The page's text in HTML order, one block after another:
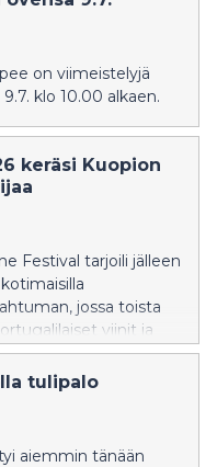
on viimeistelyjä
klo 10.00 alkaen.
keräsi Kuopion
Festival tarjoili jälleen
jossa toista
viinit ja
ruokatuote.
tulipalo
aiemmin tänään